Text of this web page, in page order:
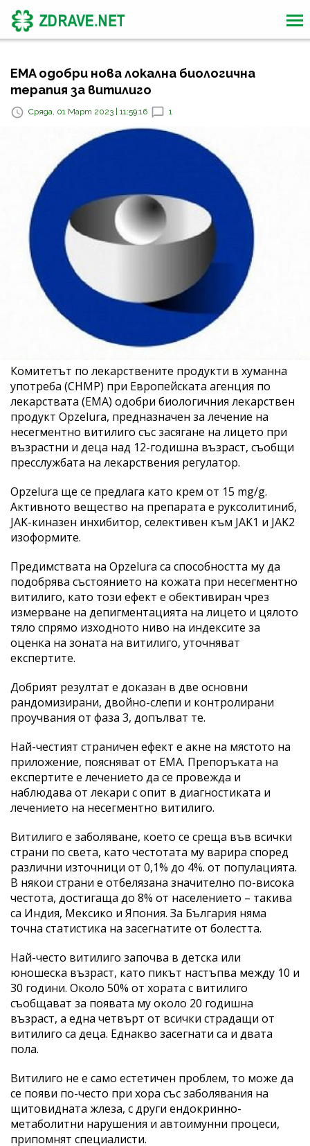
EMA одобри нова локална биологична
терапия за витилиго
Сряда, 01 Март 2023 | 11:59:16 1
Комитетът по лекарствените продукти в хуманна
употреба (CHMP) при Европейската агенция по
лекарствата (EMA) одобри биологичния лекарствен
продукт Opzelura, предназначен за лечение на
несегментно витилиго със засягане на лицето при
възрастни и деца над 12-годишна възраст, съобщи
пресслужбата на лекарствения регулатор.
Opzelura ще се предлага като крем от 15 mg/g.
Активното вещество на препарата е руксолитиниб,
JAK-киназен инхибитор, селективен към JAK1 и JAK2
изоформите.
Предимствата на Opzelura са способността му да
подобрява състоянието на кожата при несегментно
витилиго, като този ефект е обективиран чрез
измерване на депигментацията на лицето и цялото
тяло спрямо изходното ниво на индексите за
оценка на зоната на витилиго, уточняват
експертите.
Добрият резултат е доказан в две основни
рандомизирани, двойно-слепи и контролирани
проучвания от фаза 3, допълват те.
Най-честият страничен ефект е акне на мястото на
приложение, поясняват от ЕMA. Препоръката на
експертите е лечението да се провежда и
наблюдава от лекари с опит в диагностиката и
лечението на несегментно витилиго.
Витилиго е заболяване, което се среща във всички
страни по света, като честотата му варира според
различни източници от 0,1% до 4%. от популацията.
В някои страни е отбелязана значително по-висока
честота, достигаща до 8% от населението – такива
са Индия, Мексико и Япония. За България няма
точна статистика на засегнатите от болестта.
Най-често витилиго започва в детска или
юношеска възраст, като пикът настъпва между 10 и
30 години. Около 50% от хората с витилиго
съобщават за появата му около 20 годишна
възраст, а една четвърт от всички страдащи от
витилиго са деца. Еднакво засегнати са и двата
пола.
Витилиго не е само естетичен проблем, то може да
се появи по-често при хора със заболявания на
щитовидната жлеза, с други ендокринно-
метаболитни нарушения и автоимунни процеси,
припомнят специалисти.